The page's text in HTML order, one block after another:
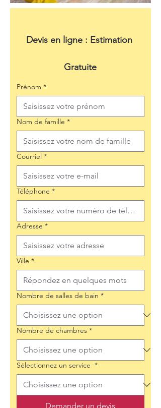
Devis en ligne : Estimation
Gratuite
Prénom *
Nom de famille *
Courriel *
Téléphone *
Adresse *
Ville *
Nombre de salles de bain *
Nombre de chambres *
Sélectionnez un service *
Demander un devis